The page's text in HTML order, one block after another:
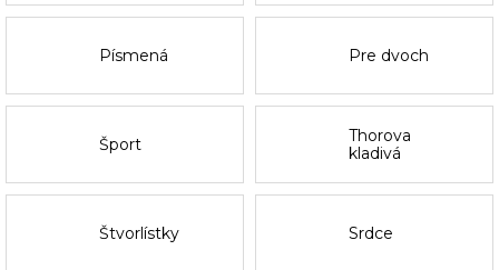
Písmená Pre dvoch
Šport
Thorova
kladivá
Štvorlístky Srdce